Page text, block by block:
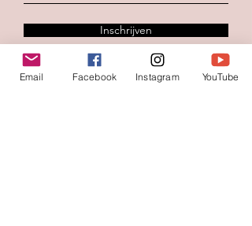
Inschrijven
Email Facebook Instagram YouTube